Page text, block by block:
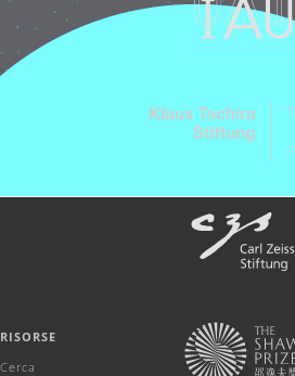
RISORSE
Cerca